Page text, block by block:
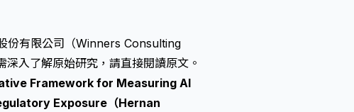
份有限公司（Winners Consulting
入了解原始研究，請直接閱讀原文。
Framework for Measuring AI
Exposure（Hernan